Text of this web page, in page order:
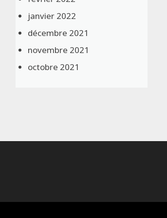
janvier 2022
décembre 2021
novembre 2021
octobre 2021